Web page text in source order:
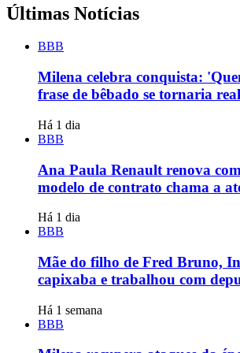
Últimas Notícias
BBB
Milena celebra conquista:
frase de bêbado se tornaria
Há 1 dia
BBB
Ana Paula Renault renova
modelo de contrato chama a
Há 1 dia
BBB
Mãe do filho de Fred Bruno,
capixaba e trabalhou com
Há 1 semana
BBB